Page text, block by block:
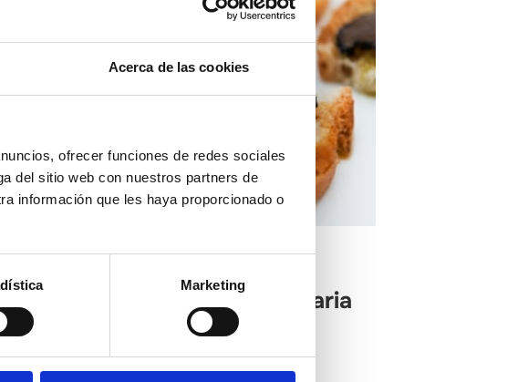
Acerca de las cookies
ofrecer funciones de redes sociales
del sitio web con nuestros partners de
información que les haya proporcionado o
Marketing
Trobada Despesa-literaria
Morella Negra